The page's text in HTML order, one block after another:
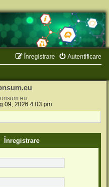
Autentificare
Înregistrare
09, 2026 4:03 pm
Înregistrare